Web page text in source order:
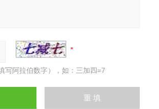
写阿拉伯数字），如：三加四=7